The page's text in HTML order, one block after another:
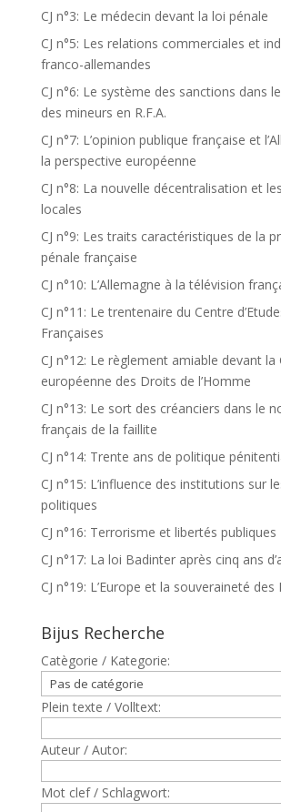
CJ n°3: Le médecin devant la loi pénale
CJ n°5: Les relations commerciales et
franco-allemandes
CJ n°6: Le système des sanctions dans
des mineurs en R.F.A.
CJ n°7: L’opinion publique française et
la perspective européenne
CJ n°8: La nouvelle décentralisation et
locales
CJ n°9: Les traits caractéristiques de la
pénale française
CJ n°10: L’Allemagne à la télévision
CJ n°11: Le trentenaire du Centre
Françaises
CJ n°12: Le règlement amiable devant la
européenne des Droits de l’Homme
CJ n°13: Le sort des créanciers dans le
français de la faillite
CJ n°14: Trente ans de politique
CJ n°15: L’influence des institutions sur
politiques
CJ n°16: Terrorisme et libertés publiques
CJ n°17: La loi Badinter après cinq ans
CJ n°19: L’Europe et la souveraineté des
Bijus Recherche
Catègorie / Kategorie:
Plein texte / Volltext:
Auteur / Autor:
Mot clef / Schlagwort: